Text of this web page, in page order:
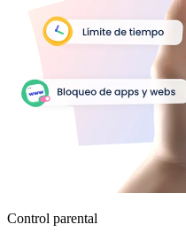
Control parental